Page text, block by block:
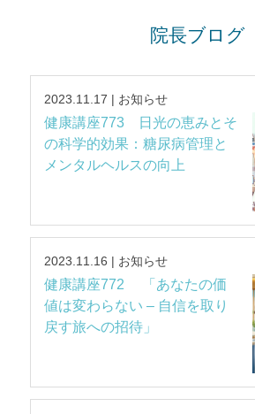
院長ブログ
2023.11.17 | お知らせ
健康講座773 日光の恵みとそ
の科学的効果：糖尿病管理と
メンタルヘルスの向上
2023.11.16 | お知らせ
健康講座772 「あなたの価
値は変わらない – 自信を取り
戻す旅への招待」